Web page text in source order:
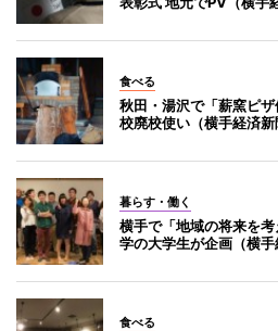
食べる
秋田・湯沢で「薪窯ピ
校廃校使い（横手経済新
暮らす・働く
横手で「地域の将来を
学の大学生が企画（横手
食べる